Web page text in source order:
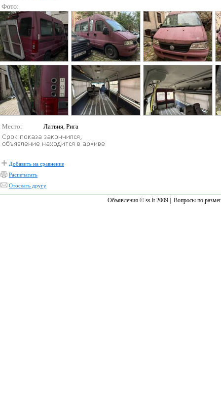
Фото:
Место: Латвия, Рига
Добавить на сравнение
Распечатать
Отослать другу
Объявления © ss.lt 2009 | Вопросы по